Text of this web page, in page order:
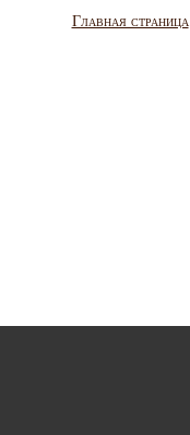
Главная страница